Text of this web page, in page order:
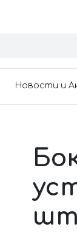
Новости и